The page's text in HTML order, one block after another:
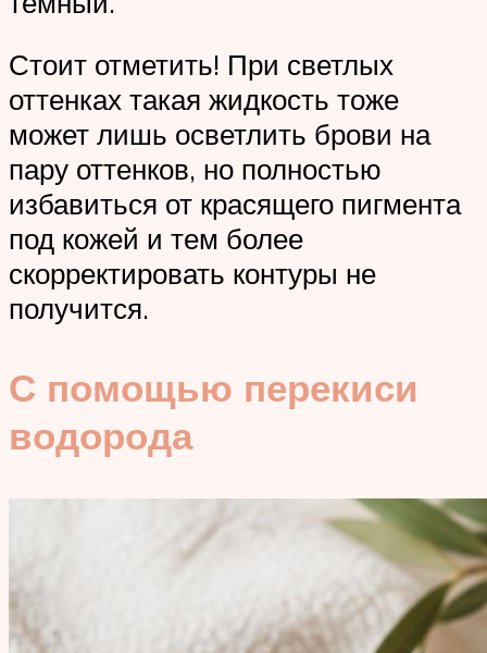
Стоит отметить! При светлых
оттенках такая жидкость тоже
может лишь осветлить брови на
пару оттенков, но полностью
избавиться от красящего пигмента
под кожей и тем более
скорректировать контуры не
получится.
С помощью перекиси
водорода